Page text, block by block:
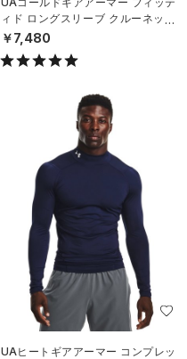
ィド ロングスリーブ クルーネック
シャツ（トレーニング/MEN）
￥7,480
UAヒートギアアーマー コンプレッ